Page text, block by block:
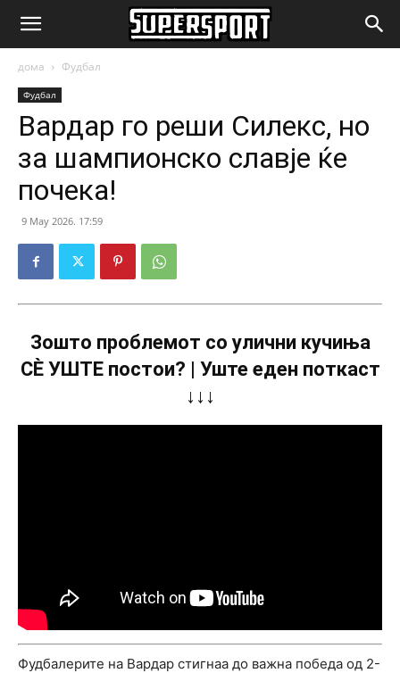
SuperSport.mk
дома Фудбал
Фудбал
Вардар го реши Силекс, но
за шампионско славје ќе
почека!
9 May 2026. 17:59
Зошто проблемот со улични кучиња
СÈ УШТЕ постои? | Уште еден поткаст
↓↓↓
Фудбалерите на Вардар стигнаа до важна победа од 2-